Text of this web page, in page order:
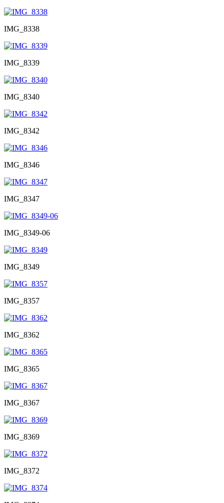
IMG_8338
IMG_8339
IMG_8340
IMG_8342
IMG_8346
IMG_8347
IMG_8349-06
IMG_8349
IMG_8357
IMG_8362
IMG_8365
IMG_8367
IMG_8369
IMG_8372